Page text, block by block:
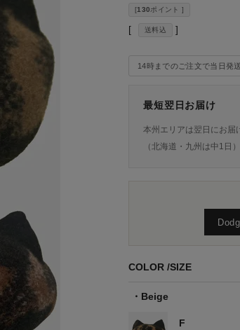
[130ポイント ]
送料込
14時までのご注文で当日発
最短翌日お届け
本州エリアは翌日にお届
（北海道・九州は中1日）
COLOR SIZE
Beige
F